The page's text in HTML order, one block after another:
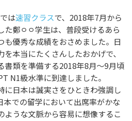
は速習クラスで、2018年7月から
た鄭ㅇㅇ学生は、普段受けるあら
も優秀な成績をおさめました。日
本当にたくさんしたおかげで、
書類を準備する2018年8月～9月頃
N1級水準に到達しました。
に日本は誠実さをひときわ強調し
本での留学において出席率がかな
ような文脈から容易に想像するこ